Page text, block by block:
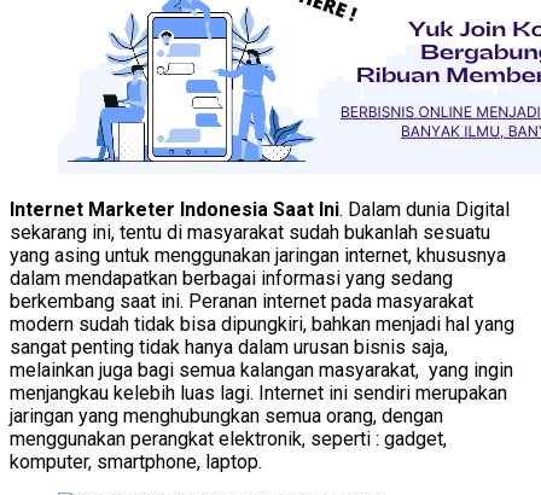
Internet Marketer Indonesia Saat Ini. Dalam dunia Digital
sekarang ini, tentu di masyarakat sudah bukanlah sesuatu
yang asing untuk menggunakan jaringan internet, khususnya
dalam mendapatkan berbagai informasi yang sedang
berkembang saat ini. Peranan internet pada masyarakat
modern sudah tidak bisa dipungkiri, bahkan menjadi hal yang
sangat penting tidak hanya dalam urusan bisnis saja,
melainkan juga bagi semua kalangan masyarakat, yang ingin
menjangkau kelebih luas lagi. Internet ini sendiri merupakan
jaringan yang menghubungkan semua orang, dengan
menggunakan perangkat elektronik, seperti : gadget,
komputer, smartphone, laptop.